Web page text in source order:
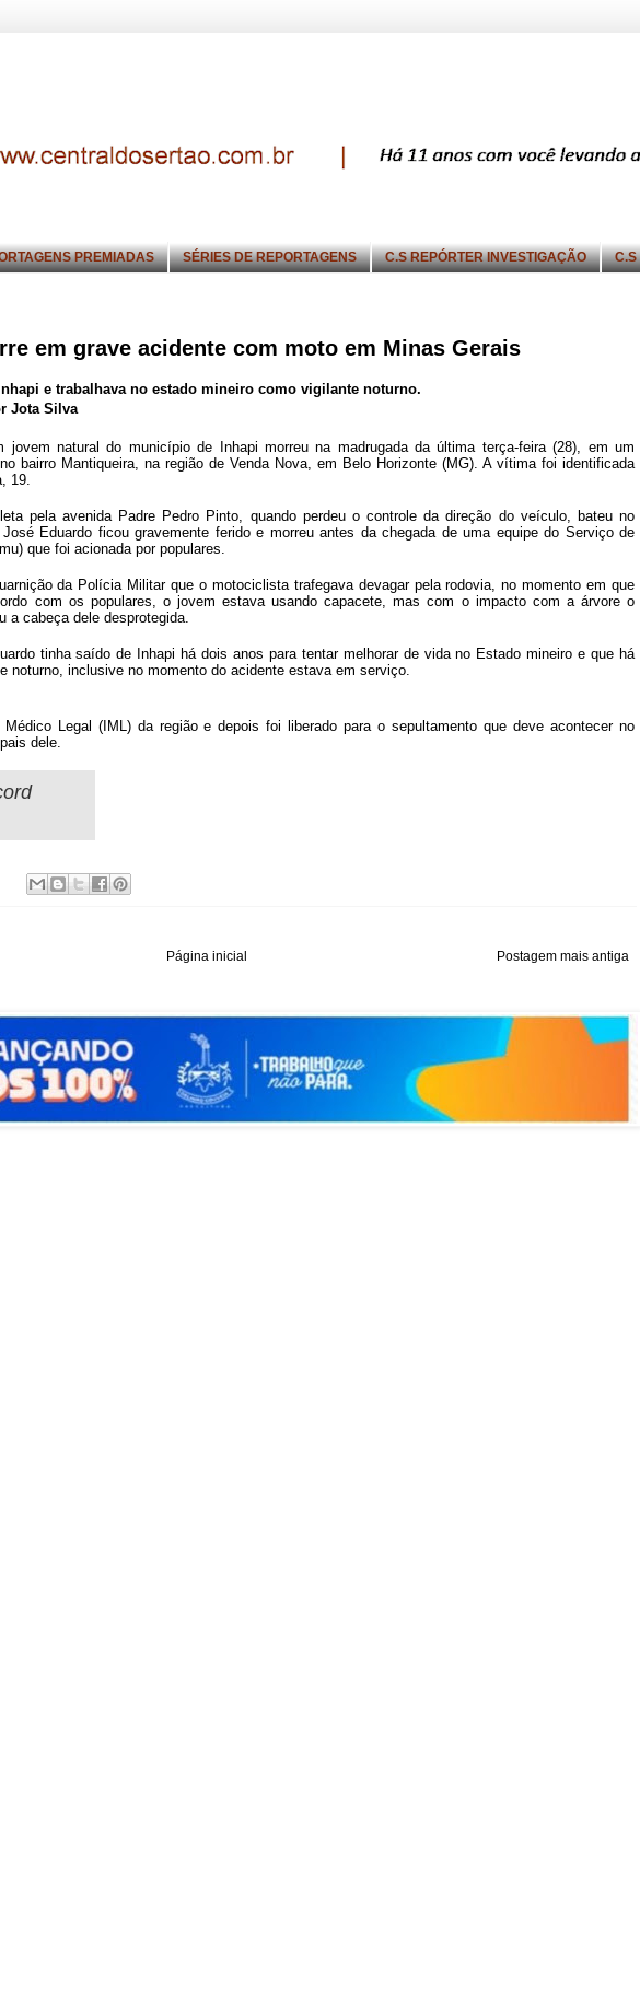
PREMIADAS SÉRIES DE REPORTAGENS C.S REPÓRTER INVESTIGAÇÃO C.S
em grave acidente com moto em Minas Gerais
e trabalhava no estado mineiro como vigilante noturno.
Jota Silva
jovem natural do município de Inhapi morreu na madrugada da última terça-feira (28), em um
bairro Mantiqueira, na região de Venda Nova, em Belo Horizonte (MG). A vítima foi identificada
19.
pela avenida Padre Pedro Pinto, quando perdeu o controle da direção do veículo, bateu no
Eduardo ficou gravemente ferido e morreu antes da chegada de uma equipe do Serviço de
que foi acionada por populares.
da Polícia Militar que o motociclista trafegava devagar pela rodovia, no momento em que
com os populares, o jovem estava usando capacete, mas com o impacto com a árvore o
a cabeça dele desprotegida.
tinha saído de Inhapi há dois anos para tentar melhorar de vida no Estado mineiro e que há
noturno, inclusive no momento do acidente estava em serviço.
Legal (IML) da região e depois foi liberado para o sepultamento que deve acontecer no
dele
Postagem mais antiga
Página inicial